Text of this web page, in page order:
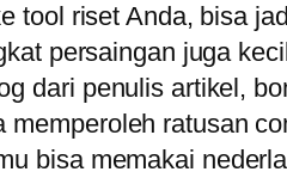
riset Anda, bisa
persaingan juga
dari penulis artikel,
ratusan
bisa memakai